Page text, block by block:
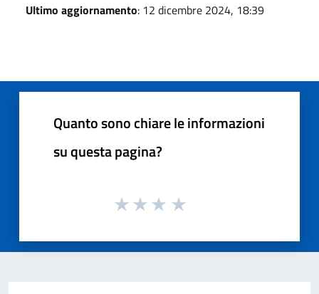
Ultimo aggiornamento: 12 dicembre 2024, 18:39
Quanto sono chiare le informazioni
su questa pagina?